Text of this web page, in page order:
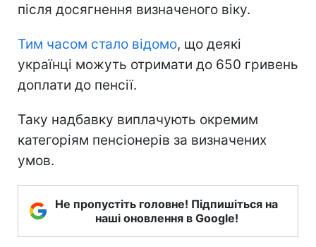
після досягнення визначеного віку.
Тим часом стало відомо, що деякі
українці можуть отримати до 650 гривень
доплати до пенсії.
Таку надбавку виплачують окремим
категоріям пенсіонерів за визначених
умов.
Не пропустіть головне! Підпишіться на
наші оновлення в Google!